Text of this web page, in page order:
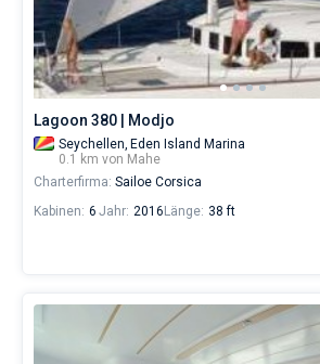
Yacht
buchen
und
eine
(einen
Skipper/eine
Hostess/einen
Koch)
mieten
Service
Lagoon 380 | Modjo
Seychellen, Eden Island Marina
0.1 km von Mahe
Charterfirma: Sailoe Corsica
Kabinen: 6 Jahr: 2016 Länge: 38 ft
Bareboat
Kapitan